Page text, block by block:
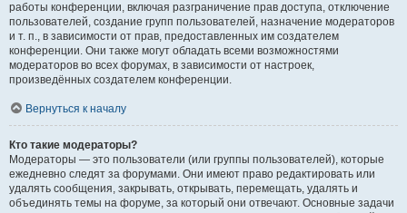
работы конференции, включая разграничение прав доступа, отключение
пользователей, создание групп пользователей, назначение модераторов
и т. п., в зависимости от прав, предоставленных им создателем
конференции. Они также могут обладать всеми возможностями
модераторов во всех форумах, в зависимости от настроек,
произведённых создателем конференции.
Вернуться к началу
Кто такие модераторы?
Модераторы — это пользователи (или группы пользователей), которые
ежедневно следят за форумами. Они имеют право редактировать или
удалять сообщения, закрывать, открывать, перемещать, удалять и
объединять темы на форуме, за который они отвечают. Основные задачи